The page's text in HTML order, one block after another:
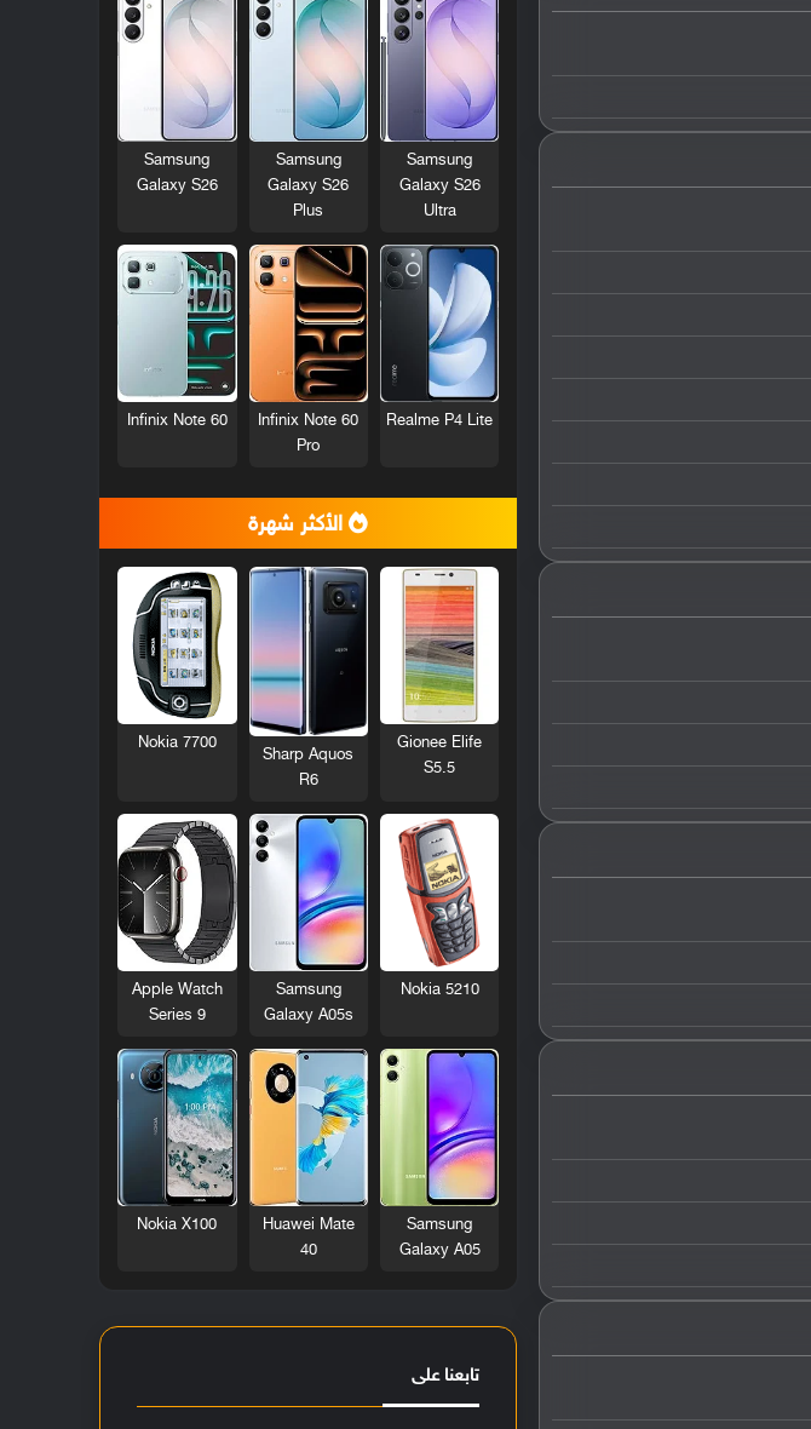
Samsung
Galaxy S26
Ultra
Samsung
Galaxy S26
Plus
Samsung
Galaxy S26
Realme P4 Lite
Infinix Note 60
Pro
Infinix Note 60
الأكثر شهرة
Gionee Elife
S5.5
Sharp Aquos
R6
Nokia 7700
Nokia 5210
Samsung
Galaxy A05s
Apple Watch
Series 9
Samsung
Galaxy A05
Huawei Mate
40
Nokia X100
تابعنا على